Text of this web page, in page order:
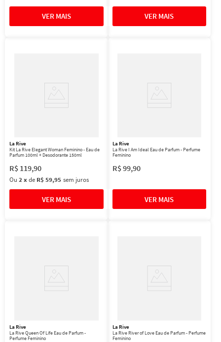
La Rive
Kit La Rive Elegant Woman Feminino - Eau de
Parfum 100ml + Desodorante 150ml
R$ 119,90
Ou 2xde R$ 59,95 sem juros
La Rive
La Rive I Am Ideal Eau de Parfum - Perfume
Feminino
R$99,90
La Rive
La Rive Queen Of Life Eau de Parfum -
Perfume Feminino
La Rive
La Rive River of Love Eau de Parfum - Perfume
Feminino